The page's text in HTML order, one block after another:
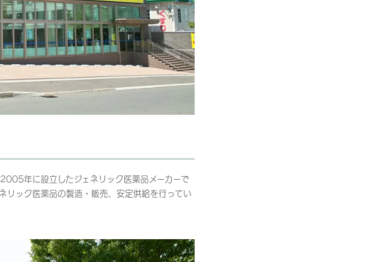
年に設立したジェネリック医薬品メーカーで
リック医薬品の製造・販売、安定供給を行ってい